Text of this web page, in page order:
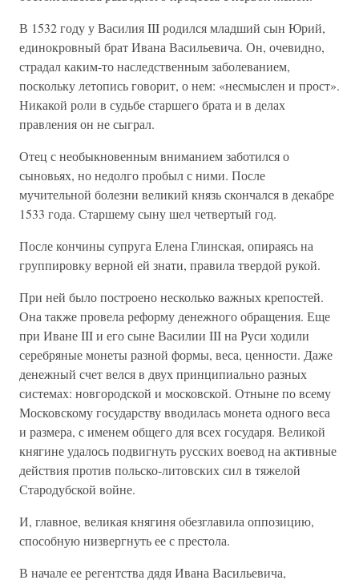
В 1532 году у Василия III родился младший сын Юрий,
единокровный брат Ивана Васильевича. Он, очевидно,
страдал каким-то наследственным заболеванием,
поскольку летопись говорит, о нем: «несмыслен и прост».
Никакой роли в судьбе старшего брата и в делах
правления он не сыграл.
Отец с необыкновенным вниманием заботился о
сыновьях, но недолго пробыл с ними. После
мучительной болезни великий князь скончался в декабре
1533 года. Старшему сыну шел четвертый год.
После кончины супруга Елена Глинская, опираясь на
группировку верной ей знати, правила твердой рукой.
При ней было построено несколько важных крепостей.
Она также провела реформу денежного обращения. Еще
при Иване III и его сыне Василии III на Руси ходили
серебряные монеты разной формы, веса, ценности. Даже
денежный счет велся в двух принципиально разных
системах: новгородской и московской. Отныне по всему
Московскому государству вводилась монета одного веса
и размера, с именем общего для всех государя. Великой
княгине удалось подвигнуть русских воевод на активные
действия против польско-литовских сил в тяжелой
Стародубской войне.
И, главное, великая княгиня обезглавила оппозицию,
способную низвергнуть ее с престола.
В начале ее регентства дядя Ивана Васильевича,